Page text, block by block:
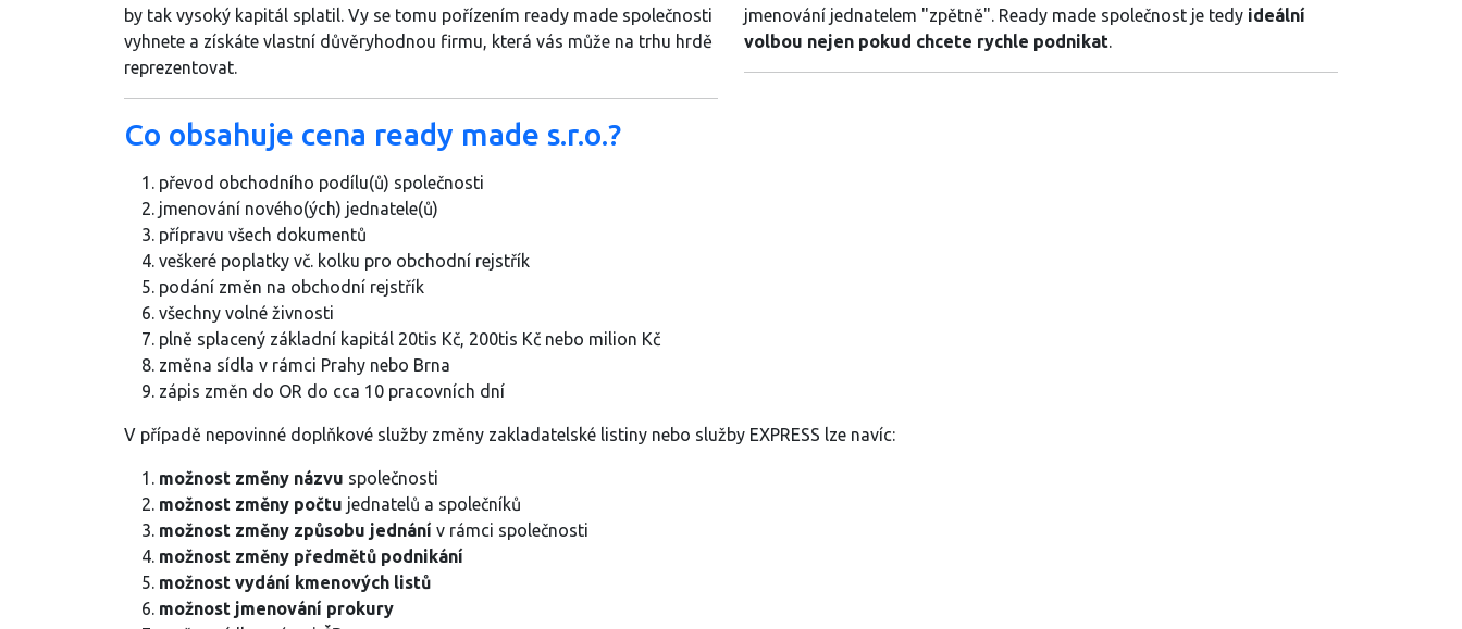
by tak vysoký kapitál splatil. Vy se tomu pořízením ready made společnosti
vyhnete a získáte vlastní důvěryhodnou firmu, která vás může na trhu hrdě
reprezentovat.
jmenování jednatelem "zpětně". Ready made společnost je tedy ideální
volbou nejen pokud chcete rychle podnikat.
Co obsahuje cena ready made s.r.o.?
převod obchodního podílu(ů) společnosti
jmenování nového(ých) jednatele(ů)
přípravu všech dokumentů
veškeré poplatky vč. kolku pro obchodní rejstřík
podání změn na obchodní rejstřík
všechny volné živnosti
plně splacený základní kapitál 20tis Kč, 200tis Kč nebo milion Kč
změna sídla v rámci Prahy nebo Brna
zápis změn do OR do cca 10 pracovních dní
V případě nepovinné doplňkové služby změny zakladatelské listiny nebo služby EXPRESS lze navíc:
možnost změny názvu společnosti
možnost změny počtu jednatelů a společníků
možnost změny způsobu jednání v rámci společnosti
možnost změny předmětů podnikání
možnost vydání kmenových listů
možnost jmenování prokury